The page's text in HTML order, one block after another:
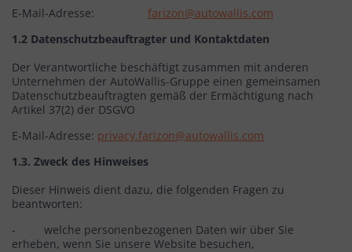
E-Mail-Adresse: farizon@autowallis.com
1.2 Datenschutzbeauftragter und Kontaktdaten
Der Verantwortliche beschäftigt zusammen mit anderen
Unternehmen der AutoWallis-Gruppe einen gemeinsamen
Datenschutzbeauftragten gemäß der Ermächtigung nach
Artikel 37(2) der DSGVO
E-Mail-Adresse: privacy.farizon@autowallis.com
1.3. Zweck des Hinweises
Dieser Hinweis dient dazu, die folgenden Fragen zu
beantworten:
- welche personenbezogenen Daten wir über Sie
erheben, wenn Sie unsere Website besuchen,